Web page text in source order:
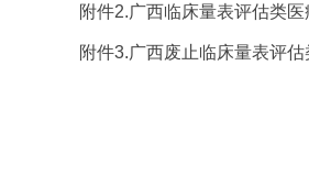
附件2.广西临床量表评估类
附件3.广西废止临床量表评